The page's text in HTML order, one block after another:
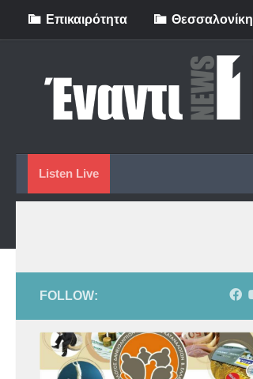
Skip to content
Eπικαιρότητα Θεσσαλονίκη
Listen Live
FOLLOW: